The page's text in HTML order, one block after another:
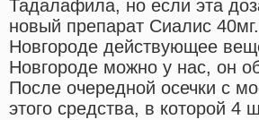
Тадалафила, но если эта
новый препарат Сиалис
Новгороде действующее
Новгороде можно у нас, он
После очередной осечки с
этого средства, в которой